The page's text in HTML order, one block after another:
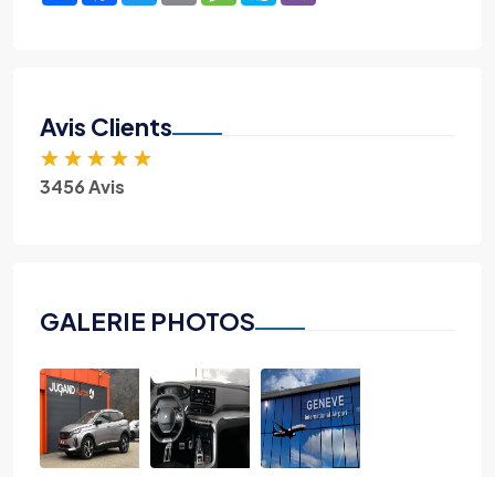
Avis Clients
★ ★ ★ ★ ★
3456 Avis
GALERIE PHOTOS